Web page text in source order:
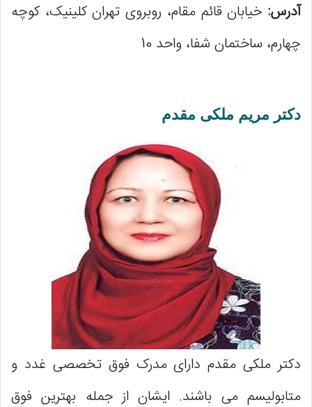
آدرس: خیابان قائم مقام، روبروی تهران کلینیک، کوچه
چهارم، ساختمان شفا، واحد 10
دکتر مریم ملکی مقدم
دکتر ملکی مقدم دارای مدرک فوق تخصصی غدد و
متابولیسم می باشند. ایشان از جمله بهترین فوق